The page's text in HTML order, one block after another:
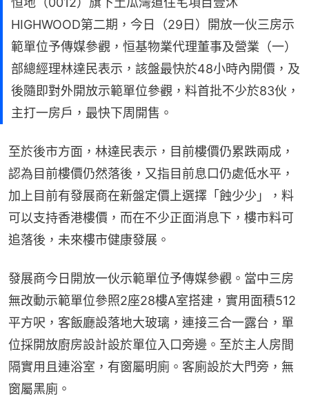
HIGHWOOD第二期，今日（29日）開放一伙三房示
範單位予傳媒參觀，恒基物業代理董事及營業（一）
部總經理林達民表示，該盤最快於48小時內開價，及
後隨即對外開放示範單位參觀，料首批不少於83伙，
主打一房戶，最快下周開售。
至於後市方面，林達民表示，目前樓價仍累跌兩成，
認為目前樓價仍然落後，又指目前息口仍處低水平，
加上目前有發展商在新盤定價上選擇「蝕少少」，料
可以支持香港樓價，而在不少正面消息下，樓市料可
追落後，未來樓市健康發展。
發展商今日開放一伙示範單位予傳媒參觀。當中三房
無改動示範單位參照2座28樓A室搭建，實用面積512
平方呎，客飯廳設落地大玻璃，連接三合一露台，單
位採開放廚房設計設於單位入口旁邊。至於主人房間
隔實用且連浴室，有窗屬明廁。客廁設於大門旁，無
窗屬黑廁。